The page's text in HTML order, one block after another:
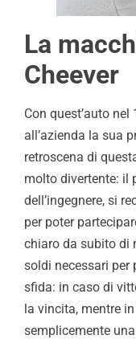
La
Cheever
Con quest’auto nel
all’azienda la sua
retroscena di
molto divertente: il
dell’ingegnere, si
per poter
chiaro da subito di
soldi necessari per
sfida: in caso di
la vincita, mentre
semplicemente